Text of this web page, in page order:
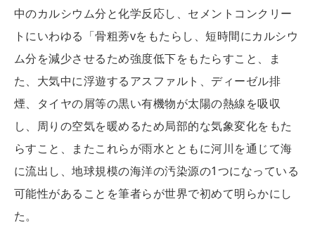
中のカルシウム分と化学反応し、セメントコンクリー
トにいわゆる「骨粗蒡vをもたらし、短時間にカルシウ
ム分を減少させるため強度低下をもたらすこと、ま
た、大気中に浮遊するアスファルト、ディーゼル排
煙、タイヤの屑等の黒い有機物が太陽の熱線を吸収
し、周りの空気を暖めるため局部的な気象変化をもた
らすこと、またこれらが雨水とともに河川を通じて海
に流出し、地球規模の海洋の汚染源の1つになっている
可能性があることを筆者らが世界で初めて明らかにし
た。